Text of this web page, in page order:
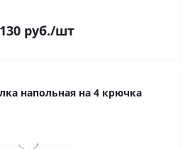
руб./шт
напольная на 4 крючка